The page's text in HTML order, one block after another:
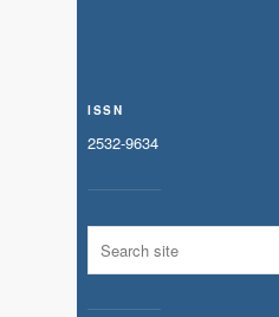
ISSN
2532-9634